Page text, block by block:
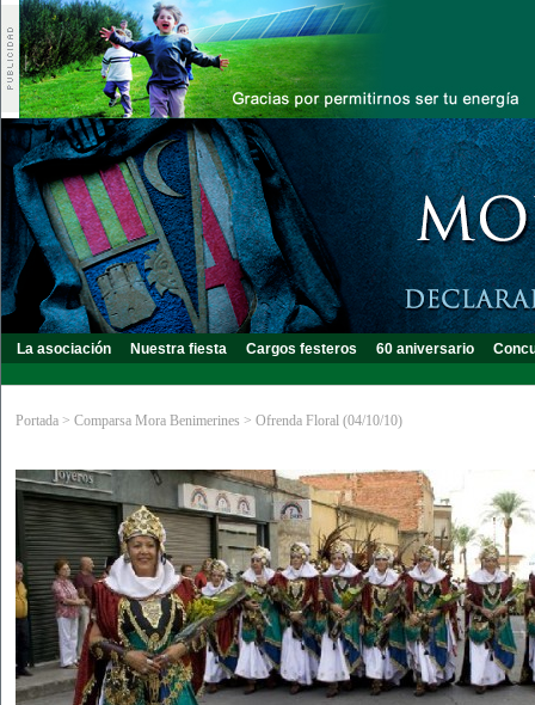
La asociación Nuestra fiesta Cargos festeros 60 aniversario
Portada > Comparsa Mora Benimerines > Ofrenda Floral (04/10/10)